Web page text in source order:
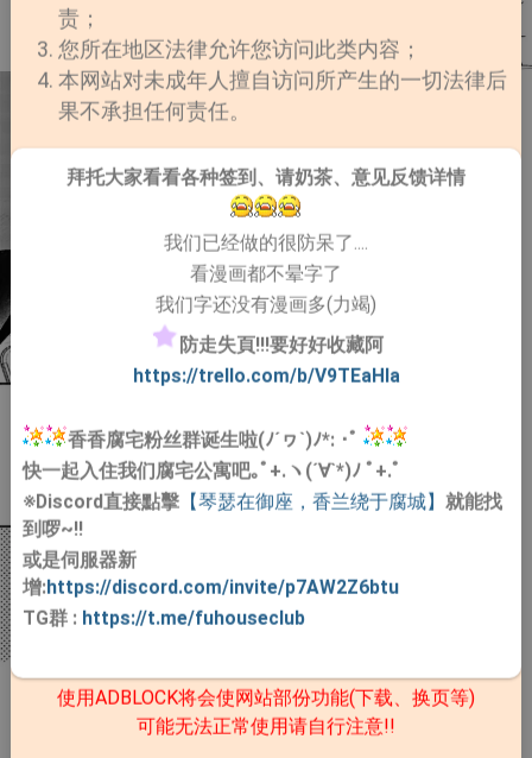
责；
您所在地区法律允许您访问此类内容；
本网站对未成年人擅自访问所产生的一切法律后
果不承担任何责任。
拜托大家看看各种签到、请奶茶、意见反馈详情
我们已经做的很防呆了....
看漫画都不晕字了
我们字还没有漫画多(力竭)
防走失頁!!!要好好收藏阿
https://trello.com/b/V9TEaHIa
香香腐宅粉丝群诞生啦(ﾉ´ヮ`)ﾉ*: ･ﾟ
快一起入住我们腐宅公寓吧｡ﾟ+.ヽ(´∀`*)ﾉ ﾟ+.ﾟ
※Discord直接點擊【琴瑟在御座，香兰绕于腐城】 就能找
到啰~!!
或是伺服器新
增:https://discord.com/invite/p7AW2Z6btu
TG群: https://t.me/fuhouseclub
使用ADBLOCK将会使网站部份功能(下载、换页等)
可能无法正常使用请自行注意!!